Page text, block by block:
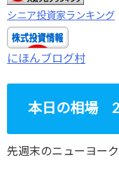
シニア投資家ランキング
にほんブログ村
本日の相場
先週末のニューヨー